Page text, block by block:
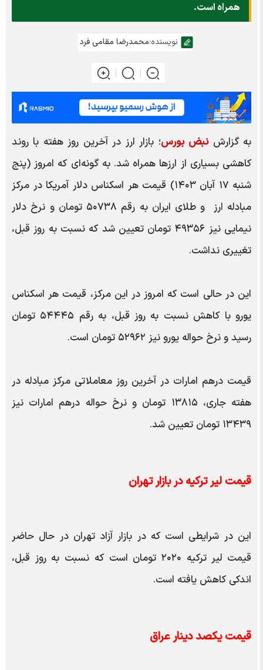
همراه است.
نویسنده:محمدرضا مقامی فرد
به گزارشنبض بورس؛ بازار ارز در آخرین روز هفته با روند
کاهشی بسیاری از ارز‌ها همراه شد. به گونه‌ای که امروز (پنج
شنبه ۱۷ آبان ۱۴۰۳) قیمت هر اسکناس دلار آمریکا در مرکز
مبادله ارز و طلای ایران به رقم ۵۰۷۳۸ تومان و نرخ دلار
نیمایی نیز ۴۹۳۵۶ تومان تعیین شد که نسبت به روز قبل،
تغییری نداشت.
این در حالی است که امروز در این مرکز، قیمت هر اسکناس
یورو با کاهش نسبت به روز قبل، به رقم ۵۴۴۴۵ تومان
رسید و نرخ حواله یورو نیز ۵۲۹۶۲ تومان است.
قیمت درهم امارات در آخرین روز معاملاتی مرکز مبادله در
هفته جاری، ۱۳۸۱۵ تومان و نرخ حواله درهم امارات نیز
۱۳۴۳۹ تومان تعیین شد.
قیمت لیر ترکیه در بازار تهران
این در شرایطی است که در بازار آزاد تهران در حال حاضر
قیمت لیر ترکیه ۲۰۲۰ تومان است که نسبت به روز قبل،
اندکی کاهش یافته است.
قیمت یکصد دینار عراق